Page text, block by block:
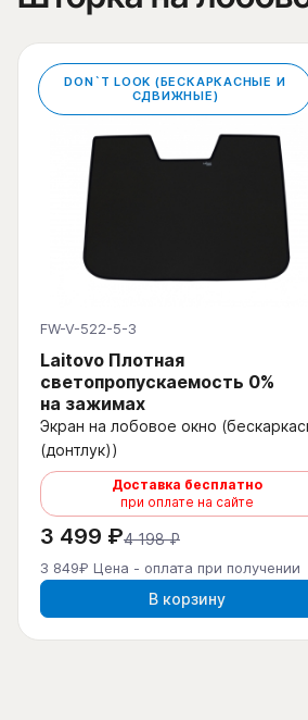
DON`T LOOK (БЕСКАРКАСНЫЕ И
СДВИЖНЫЕ)
FW-V-522-5-3
Laitovo Плотная
светопропускаемость 0%
на зажимах
Экран на лобовое окно
(донтлук))
Доставка бесплатно
при оплате на сайте
3 499 ₽4 198 ₽
3 849₽ Цена - оплата при получении
В корзину